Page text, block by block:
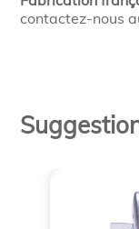
contactez-nous